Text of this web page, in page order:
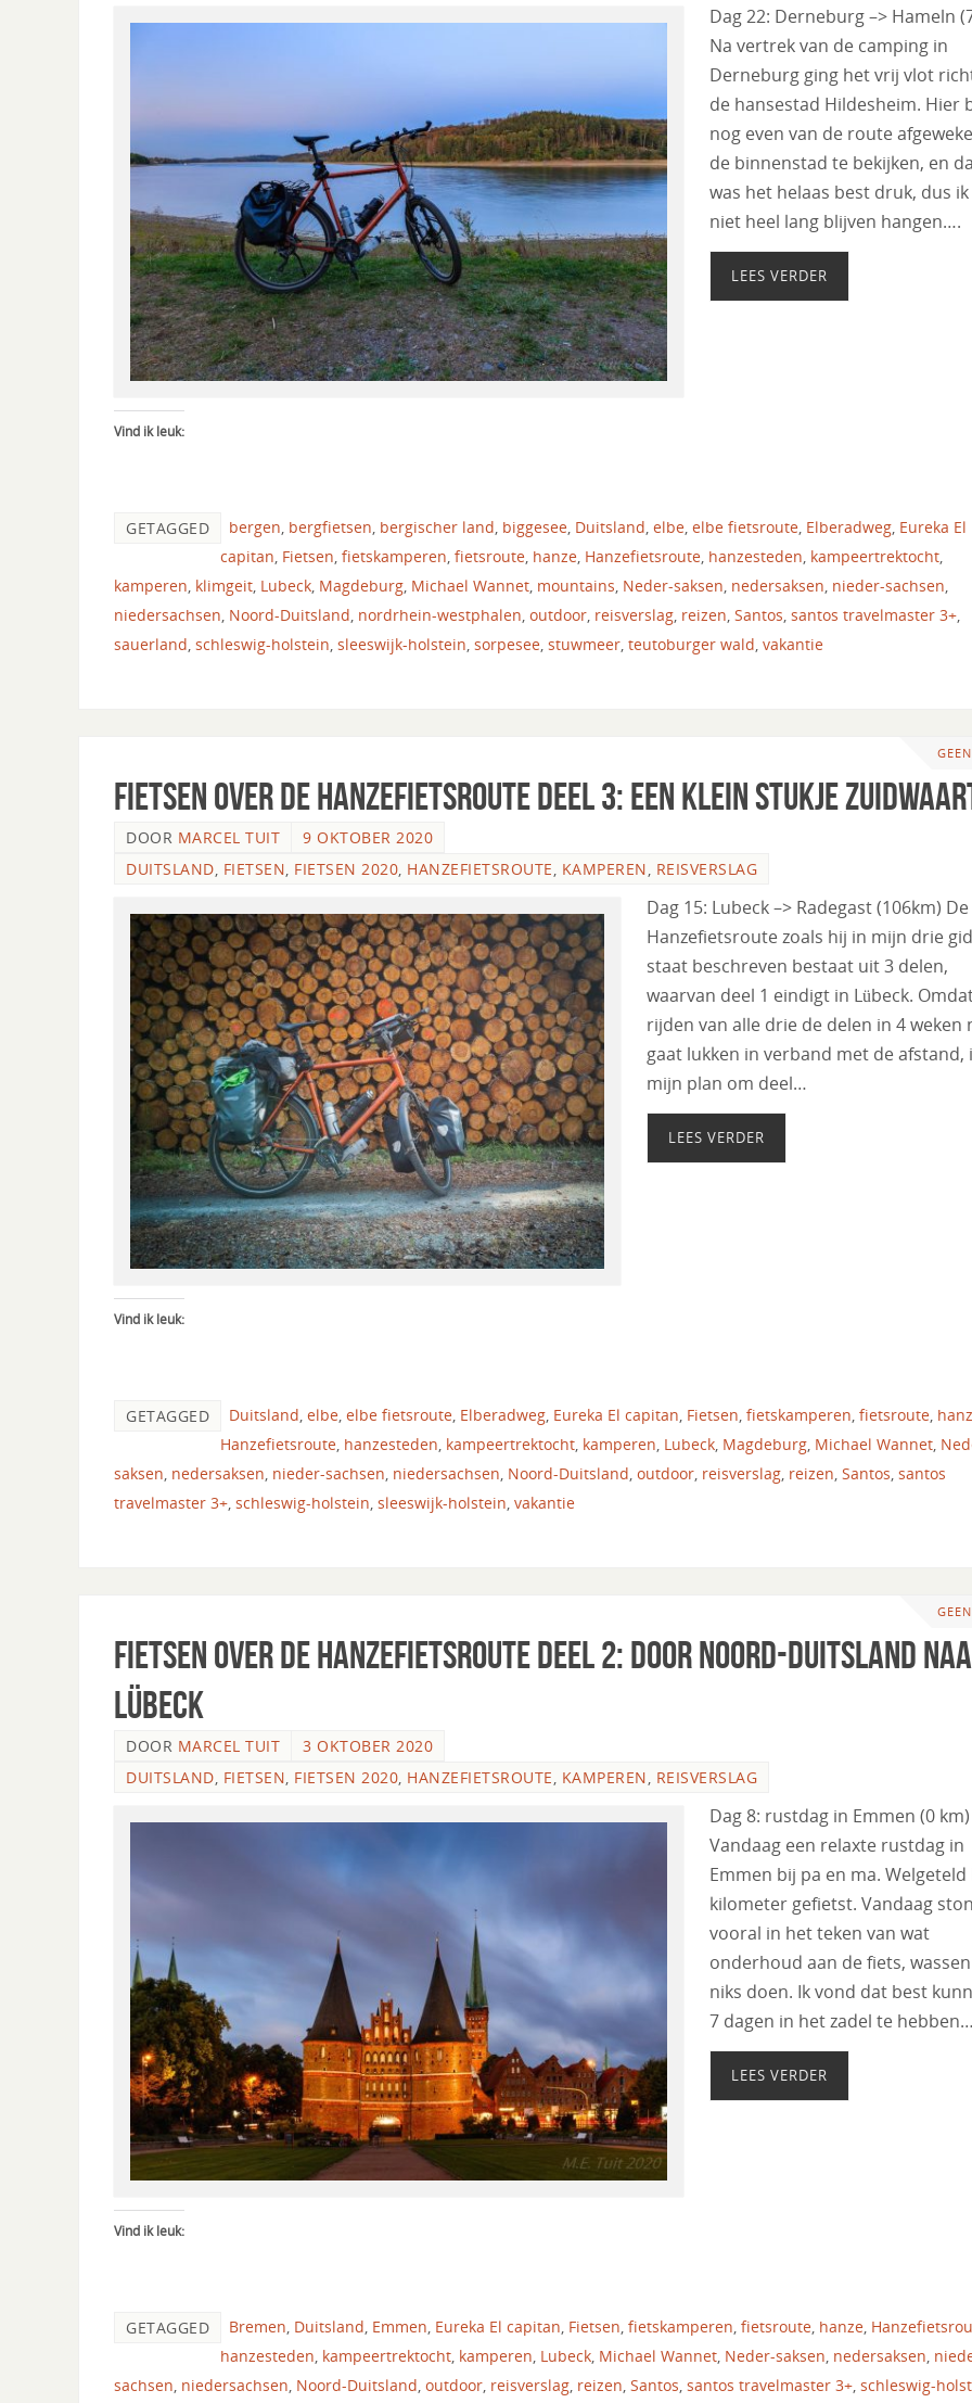
Dag 22: Derneburg –> Hameln
Na vertrek van de camping in
Derneburg ging het vrij vlot
de hansestad Hildesheim. Hier
nog even van de route
de binnenstad te bekijken, en
was het helaas best druk, dus
niet heel lang blijven hangen….
LEES VERDER
Vind ik leuk:
GETAGGED bergen, bergfietsen, bergischer land, biggesee, Duitsland, elbe, elbe fietsroute, Elberadweg, Eureka El
capitan, Fietsen, fietskamperen, fietsroute, hanze, Hanzefietsroute, hanzesteden, kampeertrektocht,
kamperen, klimgeit, Lubeck, Magdeburg, Michael Wannet, mountains, Neder-saksen, nedersaksen, nieder-sachsen,
niedersachsen, Noord-Duitsland, nordrhein-westphalen, outdoor, reisverslag, reizen, Santos, santos travelmaster 3+,
sauerland, schleswig-holstein, sleeswijk-holstein, sorpesee, stuwmeer, teutoburger wald, vakantie
Fietsen over de Hanzefietsroute deel 3: een klein stukje
DOOR MARCEL TUIT
9 OKTOBER 2020
DUITSLAND FIETSEN FIETSEN 2020 HANZEFIETSROUTE KAMPEREN REISVERSLAG
Dag 15: Lubeck –> Radegast (106km) De
Hanzefietsroute zoals hij in mijn drie
staat beschreven bestaat uit 3 delen,
waarvan deel 1 eindigt in Lübeck.
rijden van alle drie de delen in 4 weken
gaat lukken in verband met de afstand,
mijn plan om deel…
LEES VERDER
Vind ik leuk:
GETAGGED Duitsland, elbe, elbe fietsroute, Elberadweg, Eureka El capitan, Fietsen, fietskamperen, fietsroute,
Hanzefietsroute, hanzesteden, kampeertrektocht, kamperen, Lubeck, Magdeburg, Michael Wannet,
saksen, nedersaksen, nieder-sachsen, niedersachsen, Noord-Duitsland, outdoor, reisverslag, reizen, Santos, santos
travelmaster 3+, schleswig-holstein, sleeswijk-holstein, vakantie
Fietsen over de Hanzefietsroute deel 2: Door Noord-Duitsland
Lübeck
DOOR MARCEL TUIT
3 OKTOBER 2020
DUITSLAND, FIETSEN, FIETSEN 2020, HANZEFIETSROUTE, KAMPEREN, REISVERSLAG
Dag 8: rustdag in Emmen (0 km)
Vandaag een relaxte rustdag in
Emmen bij pa en ma. Welgeteld
kilometer gefietst. Vandaag
vooral in het teken van wat
onderhoud aan de fiets,
niks doen. Ik vond dat best
7 dagen in het zadel te hebben…
LEES VERDER
Vind ik leuk:
GETAGGED Bremen, Duitsland, Emmen, Eureka El capitan, Fietsen, fietskamperen, fietsroute, hanze,
hanzesteden, kampeertrektocht, kamperen, Lubeck, Michael Wannet, Neder-saksen, nedersaksen,
sachsen, niedersachsen, Noord-Duitsland, outdoor, reisverslag, reizen, Santos, santos travelmaster 3+, schleswig-